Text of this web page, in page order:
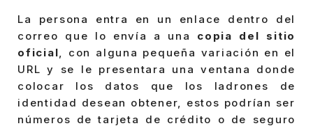
La persona entra en un enlace dentro del
correo que lo envía a una
copia del sitio
oficial, con alguna pequeña variación en el
URL y se le presentara una ventana donde
colocar los datos que los ladrones de
identidad desean obtener, estos podrían ser
números de tarjeta de crédito o de seguro